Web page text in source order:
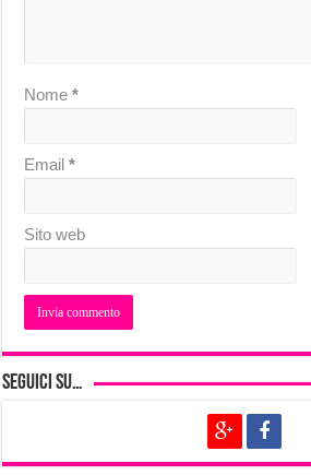
Nome*
Email*
Sito web
Seguici su…